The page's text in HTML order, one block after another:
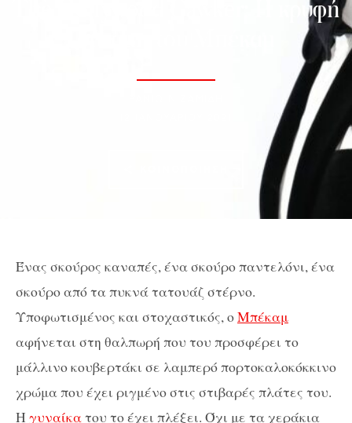
The Hollywood Gawker: Η κρυφή
Ένας σκούρος καναπές, ένα σκούρο παντελόνι, ένα
σκούρο από τα πυκνά τατουάζ στέρνο.
Υποφωτισμένος και στοχαστικός, οΜπέκαμ
αφήνεται στη θαλπωρή που του προσφέρει το
μάλλινο κουβερτάκι σε λαμπερό πορτοκαλοκόκκινο
χρώμα που έχει ριγμένο στις στιβαρές πλάτες του.
Η γυναίκατου το έχει πλέξει. Όχι με τα χεράκια